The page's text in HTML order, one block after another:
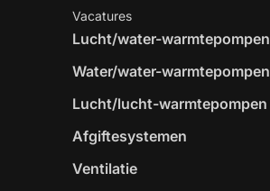
Vacatures
Lucht/water-warmtepompen
Water/water-warmtepompen
Lucht/lucht-warmtepompen
Afgiftesystemen
Ventilatie